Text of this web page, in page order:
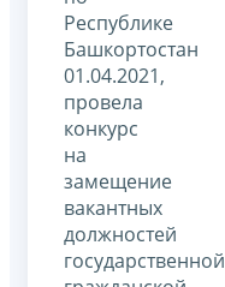
Республике
Башкортостан
01.04.2021,
провела
конкурс
на
замещение
вакантных
должностей
государственной